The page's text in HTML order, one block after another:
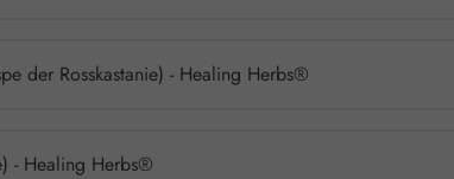
der Rosskastanie) - Healing Herbs®
- Healing Herbs®